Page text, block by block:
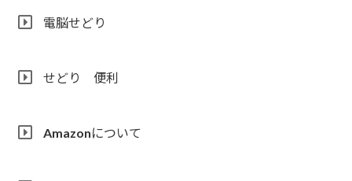
電脳せどり
せどり 便利
Amazonについて